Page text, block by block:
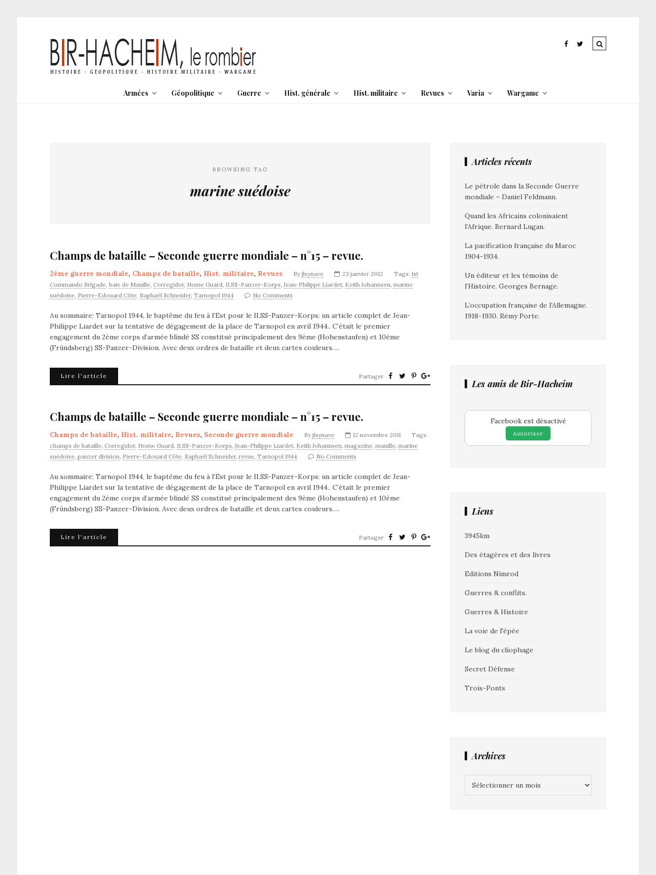
Armées Géopolitique Guerre Hist. générale Hist. militaire Revues Varia Wargame
BROWSING TAG
marine suédoise
Champs de bataille – Seconde guerre mondiale – n°15 – revue.
2ème guerre mondiale, Champs de bataille, Hist. militaire, Revues By jlsynave 23 janvier 2012 Tags: 1st
Commando Brigade, baie de Manille, Corregidor, Home Guard, II.SS-Panzer-Korps,Jean-Philippe Liardet, Keith Johannsen, marine
suédoise, Pierre-Edouard Côte, Raphaël Schneider, Tarnopol 1944 No Comments
Au sommaire: Tarnopol 1944, le baptême du feu à l’Est pour le II.SS-Panzer-Korps: un article complet de Jean-
Philippe Liardet sur la tentative de dégagement de la place de Tarnopol en avril 1944.. C’était le premier
engagement du 2ème corps d’armée blindé SS constitué principalement des 9ème (Hohenstaufen) et 10ème
(Fründsberg) SS-Panzer-Division. Avec deux ordres de bataille et deux cartes couleurs….
Lire l'article Partager
Champs de bataille – Seconde guerre mondiale – n°15 – revue.
Champs de bataille, Hist. militaire, Revues, Seconde guerre mondiale By jlsynave 12 novembre 2011
Tags:
champs de bataille, Corregidor, Home Guard, II.SS-Panzer-Korps,Jean-Philippe Liardet, Keith Johannsen, magazine, manille, marine
suédoise, panzer division, Pierre-Edouard Côte, Raphaël Schneider, revue, Tarnopol 1944 No Comments
Au sommaire: Tarnopol 1944, le baptême du feu à l’Est pour le II.SS-Panzer-Korps: un article complet de Jean-
Philippe Liardet sur la tentative de dégagement de la place de Tarnopol en avril 1944.. C’était le premier
engagement du 2ème corps d’armée blindé SS constitué principalement des 9ème (Hohenstaufen) et 10ème
(Fründsberg) SS-Panzer-Division. Avec deux ordres de bataille et deux cartes couleurs….
Lire l'article Partager
Articles récents
Le pétrole dans la Seconde Guerre
mondiale – Daniel Feldmann.
Quand les Africains colonisaient
l’Afrique. Bernard Lugan.
La pacification française du Maroc
1904-1934.
Un éditeur et les témoins de
l’Histoire. Georges Bernage.
L’occupation française de l’Allemagne.
1918-1930. Rémy Porte.
Les amis de Bir-Hacheim
Facebook est désactivé
Autoriser
Liens
3945km
Des étagères et des livres
Editions Nimrod
Guerres & conflits.
Guerres & Histoire
La voie de l'épée
Le blog du cliophage
Secret Défense
Trois-Ponts
Archives